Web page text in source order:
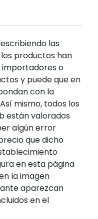
las
productos han
importadores o
y puede que en
con la
mismo, todos los
están valorados
algún error
que dicho
en esta página
la imagen
aparezcan
en el